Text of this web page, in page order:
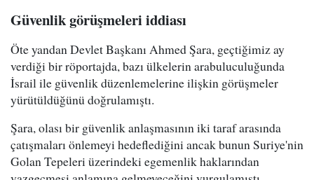
Güvenlik görüşmeleri iddiası
Öte yandan Devlet Başkanı Ahmed Şara, geçtiğimiz ay
verdiği bir röportajda, bazı ülkelerin arabuluculuğunda
İsrail ile güvenlik düzenlemelerine ilişkin görüşmeler
yürütüldüğünü doğrulamıştı.
Şara, olası bir güvenlik anlaşmasının iki taraf arasında
çatışmaları önlemeyi hedeflediğini ancak bunun Suriye'nin
Golan Tepeleri üzerindeki egemenlik haklarından